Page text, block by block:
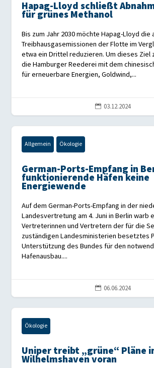
Hapag-Lloyd schließt
für grünes Methanol
Bis zum Jahr 2030 möchte Hapag-Lloyd die
Treibhausgasemissionen der Flotte im
etwa ein Drittel reduzieren. Um dieses Ziel
die Hamburger Reederei mit dem
für erneuerbare Energien, Goldwind,...
 03.12.2024
Allgemein Ökologie
German-Ports-Empfang in
funktionierende Häfen keine
Energiewende
Auf dem German-Ports-Empfang in der
Landesvertretung am 4. Juni in Berlin warb
Vertreterinnen und Vertretern der für die
zuständigen Landesministerien besetztes
Unterstützung des Bundes für den
Hafenausbau....
 06.06.2024
Ökologie
Uniper treibt „grüne“ Pläne
Wilhelmshaven voran